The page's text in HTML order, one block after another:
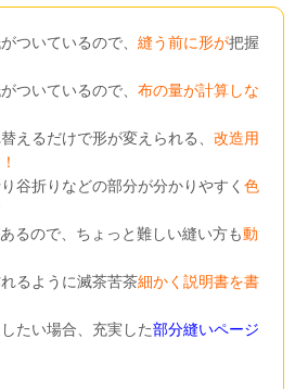
ついているので、縫う前に形が把握
ついているので、布の量が計算しな
えるだけで形が変えられる、改造用
谷折りなどの部分が分かりやすく色
るので、ちょっと難しい縫い方も動
るように滅茶苦茶細かく説明書を書
たい場合、充実した部分縫いページ